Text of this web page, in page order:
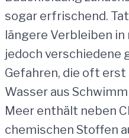
sogar erfrischend.
längere Verbleiben
jedoch verschiedene
Gefahren, die oft
Wasser aus
Meer enthält neben
chemischen Stoffen